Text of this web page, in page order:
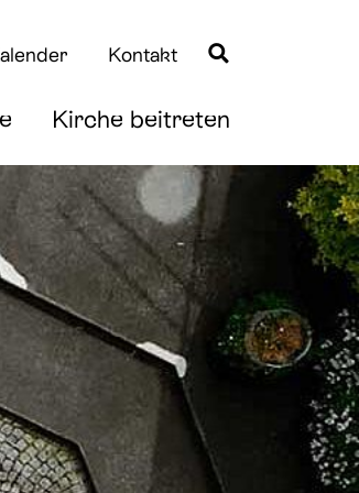
Kontakt
Quicklinks
Taufe
Erstkommunion
Firmung
Hochzeit
Quicklinks
News
Downloads
Kirche beitreten